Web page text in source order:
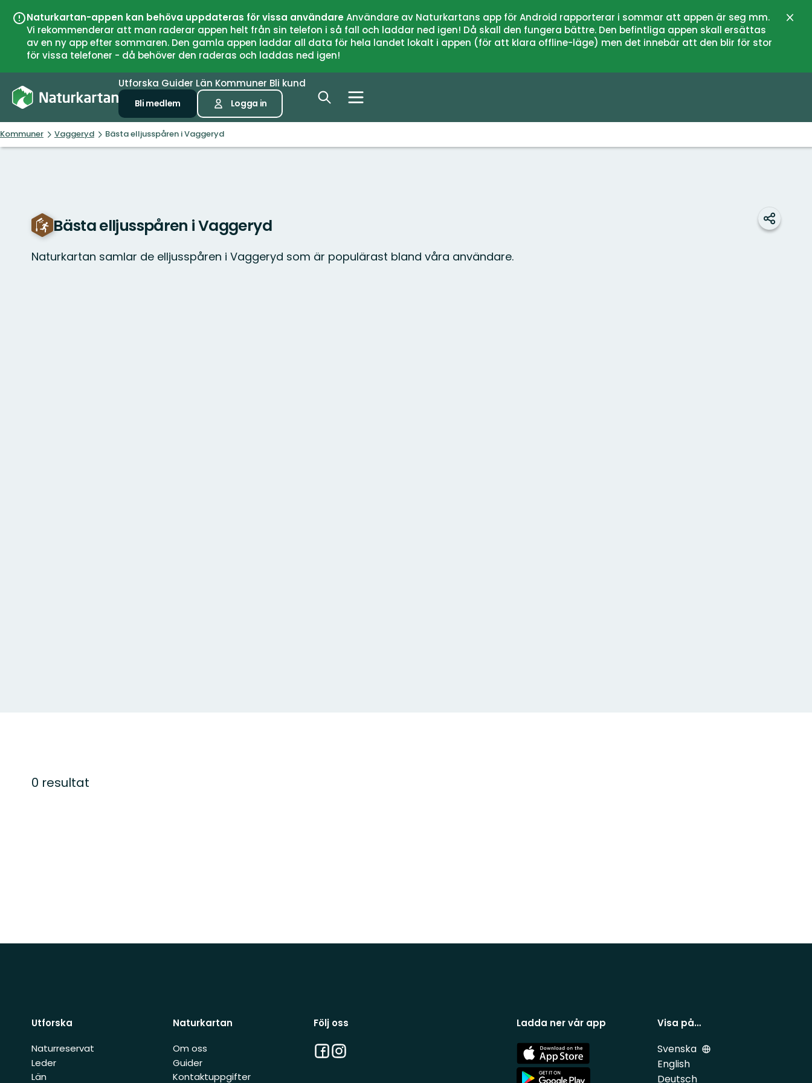
Naturkartan-appen kan behöva uppdateras för vissa användareAnvändare av Naturkartans app för Android rapporterar i sommar att appen är seg mm.
Vi rekommenderar att man raderar appen helt från sin telefon i så fall och laddar ned igen! Då skall den fungera bättre. Den befintliga appen skall ersättas
av en ny app efter sommaren. Den gamla appen laddar all data för hela landet lokalt i appen (för att klara offline-läge) men det innebär att den blir för stor
för vissa telefoner - då behöver den raderas och laddas ned igen!
Utforska Guider Län Kommuner Bli kund
Bli medlem Logga in
Kommuner Vaggeryd Bästa elljusspåren i Vaggeryd
Bästa elljusspåren i Vaggeryd
Naturkartan samlar de elljusspåren i Vaggeryd som är populärast bland våra användare.
Dela
0 resultat
Utforska
Naturreservat
Leder
Län
Naturkartan
Om oss
Guider
Kontaktuppgifter
Följ oss
Facebook
Instagram
Ladda ner vår app
App
Store
App
Visa på…
Svenska
English
Deutsch